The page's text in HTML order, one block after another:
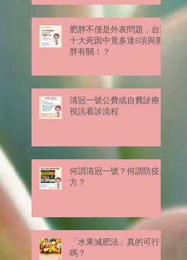
肥胖不僅是外表問題，台灣
十大死因中竟多達8項與肥
胖有關！？
清冠一號公費或自費診療
視訊看診流程
何謂清冠一號？何謂防疫處
方？
「水果減肥法」真的可行
嗎？